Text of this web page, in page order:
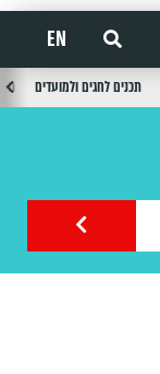
EN
תכנים לחגים ולמועדים